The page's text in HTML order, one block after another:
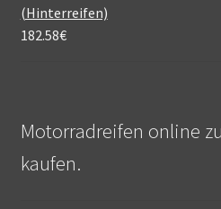
(Hinterreifen)
182.58€
Motorradreifen online
kaufen.